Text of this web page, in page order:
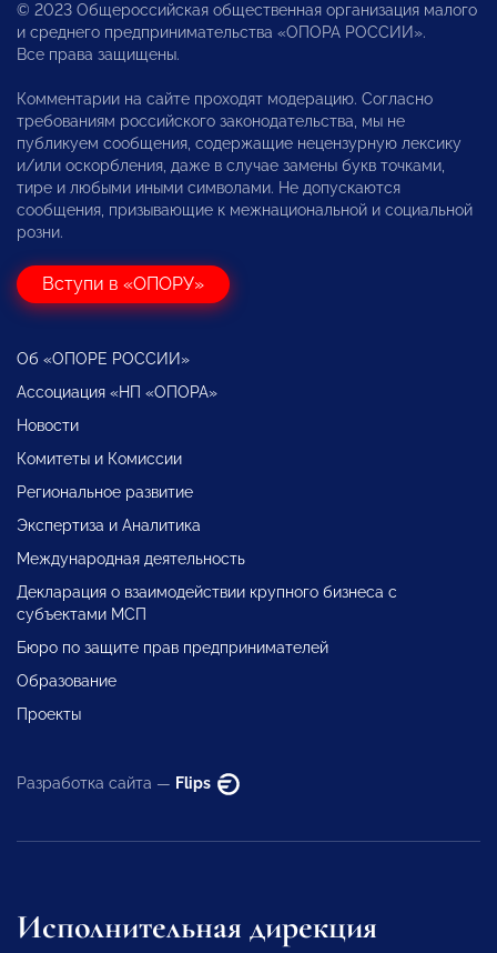
© 2023 Общероссийская общественная организация малого
и среднего предпринимательства «ОПОРА РОССИИ».
Все права защищены.
Комментарии на сайте проходят модерацию. Согласно
требованиям российского законодательства, мы не
публикуем сообщения, содержащие нецензурную лексику
и/или оскорбления, даже в случае замены букв точками,
тире и любыми иными символами. Не допускаются
сообщения, призывающие к межнациональной и социальной
розни.
Вступи в «ОПОРУ»
Об «ОПОРЕ РОССИИ»
Ассоциация «НП «ОПОРА»
Новости
Комитеты и Комиссии
Региональное развитие
Экспертиза и Аналитика
Международная деятельность
Декларация о взаимодействии крупного бизнеса с
субъектами МСП
Бюро по защите прав предпринимателей
Образование
Проекты
Разработка сайта — Flips
Исполнительная дирекция